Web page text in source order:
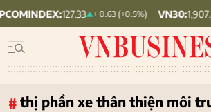
127.33 + 0.63 (+0.5%) VN30:1,907.32 +
# thị phần xe thân thiện môi